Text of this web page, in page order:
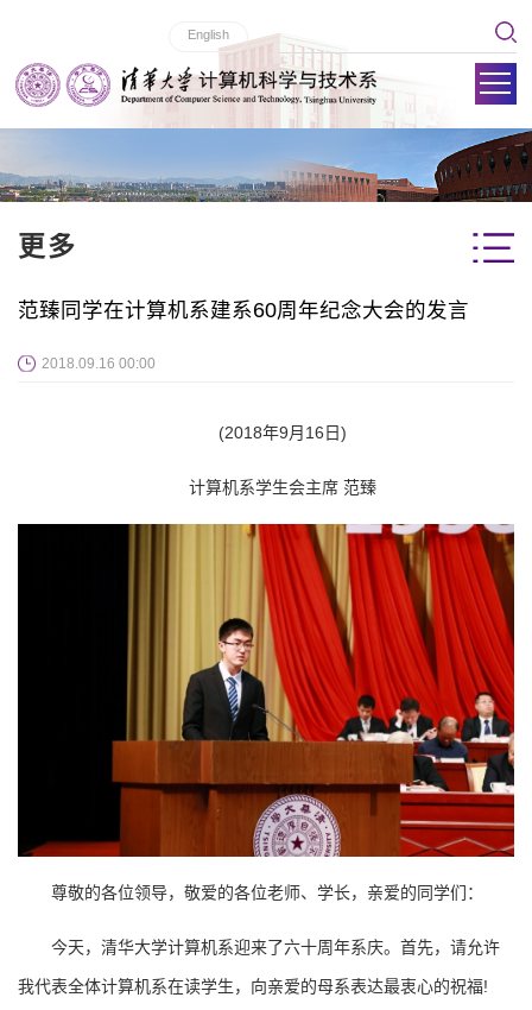
English
范臻同学在计算机系建系60周年纪念大会的发言
2018.09.16 00:00
(2018年9月16日)
计算机系学生会主席 范臻
尊敬的各位领导，敬爱的各位老师、学长，亲爱的同学们：
今天，清华大学计算机系迎来了六十周年系庆。首先，请允许
我代表全体计算机系在读学生，向亲爱的母系表达最衷心的祝福!
更多